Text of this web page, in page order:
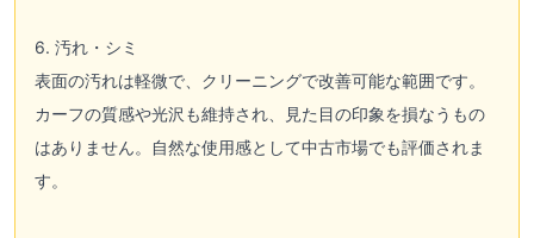
6. 汚れ・シミ
表面の汚れは軽微で、クリーニングで改善可能な範囲です。
カーフの質感や光沢も維持され、見た目の印象を損なうもの
はありません。自然な使用感として中古市場でも評価されま
す。